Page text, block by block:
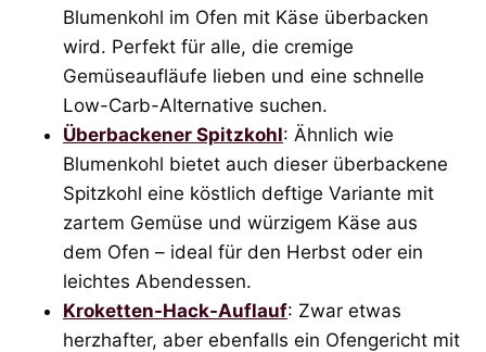
Blumenkohl im Ofen mit Käse überbacken
wird. Perfekt für alle, die cremige
Gemüseaufläufe lieben und eine schnelle
Low-Carb-Alternative suchen.
Überbackener Spitzkohl: Ähnlich wie
Blumenkohl bietet auch dieser überbackene
Spitzkohl eine köstlich deftige Variante mit
zartem Gemüse und würzigem Käse aus
dem Ofen – ideal für den Herbst oder ein
leichtes Abendessen.
Kroketten-Hack-Auflauf: Zwar etwas
herzhafter, aber ebenfalls ein Ofengericht mit